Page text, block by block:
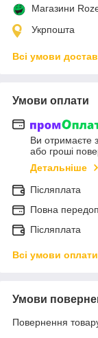
Магазини
Укрпошта
Всі умови
Умови оплати
Ви отримаєте
або гроші
Детальніше
Післяплата
Повна
Післяплата
Всі умови оплати
Умови
Повернення